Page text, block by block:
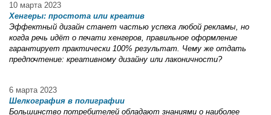
10 марта 2023
Хенгеры: простота или креатив
Эффектный дизайн станет частью успеха любой рекламы, но
когда речь идёт о печати хенгеров, правильное оформление
гарантирует практически 100% результат. Чему же отдать
предпочтение: креативному дизайну или лаконичности?
6 марта 2023
Шелкография в полиграфии
Большинство потребителей обладают знаниями о наиболее